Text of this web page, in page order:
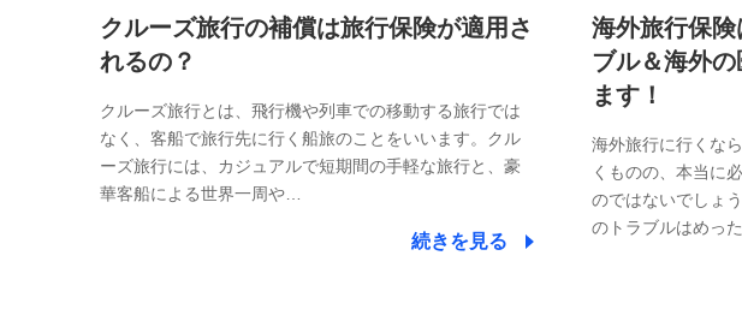
クルーズ旅行の補償は旅行保険が適用さ
れるの？
クルーズ旅行とは、飛行機や列車での移動する旅行では
なく、客船で旅行先に行く船旅のことをいいます。クル
ーズ旅行には、カジュアルで短期間の手軽な旅行と、豪
華客船による世界一周や…
続きを見る
海外旅行保
ブル＆海外
ます！
海外旅行に行くな
くものの、本当に
のではないでしょ
のトラブルはめっ